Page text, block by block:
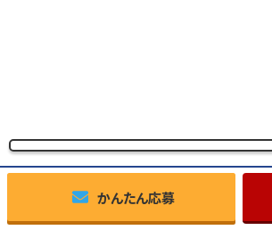
かんたん応募